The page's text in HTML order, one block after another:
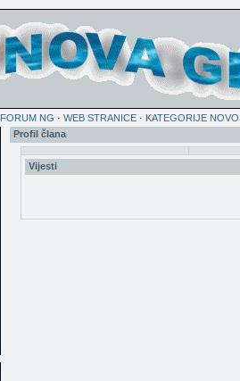
FORUM NG · WEB STRANICE · KATEGORIJE
Profil člana
Vijesti